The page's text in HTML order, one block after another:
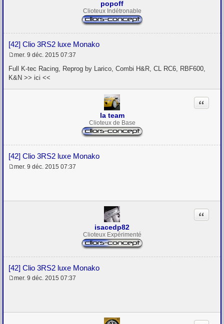
popoff
Clioteux Indétronable
[42] Clio 3RS2 luxe Monako
e
s
s
a
mer. 9 déc. 2015 07:37
Full K-tec Racing, Reprog by Larico, Combi H&R, CL RC6, RBF600,
K&N >> ici <<
la team
Clioteux de Base
[42] Clio 3RS2 luxe Monako
Citation
a
mer. 9 déc. 2015 07:37
isacedp82
Clioteux Expérimenté
[42] Clio 3RS2 luxe Monako
Citation
a
mer. 9 déc. 2015 07:37